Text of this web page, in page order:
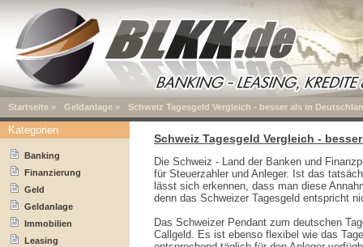
Startseite » Geldanlage » Schweiz Tagesgeld Vergleich - besser als in
Schweiz Tagesgeld Vergleich -
Die Schweiz - Land der Banken und
für Steuerzahler und Anleger. Ist das
lässt sich erkennen, dass man diese
denn das Schweizer Tagesgeld entspricht
Das Schweizer Pendant zum deutschen
Callgeld. Es ist ebenso flexibel wie das
Kategorien
Banking
Finanzierung
Geld
Geldanlage
Immobilien
Leasing